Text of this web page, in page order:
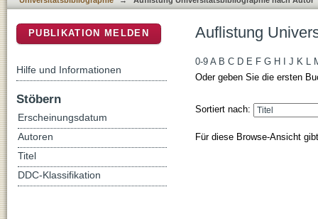
Auflistung
0-9 A B C D E F G H J K L
Oder geben Sie die ersten
Sortiert nach:
Für diese Browse-Ansicht
PUBLIKATION MELDEN
Hilfe und Informationen
Stöbern
Erscheinungsdatum
Autoren
Titel
DDC-Klassifikation